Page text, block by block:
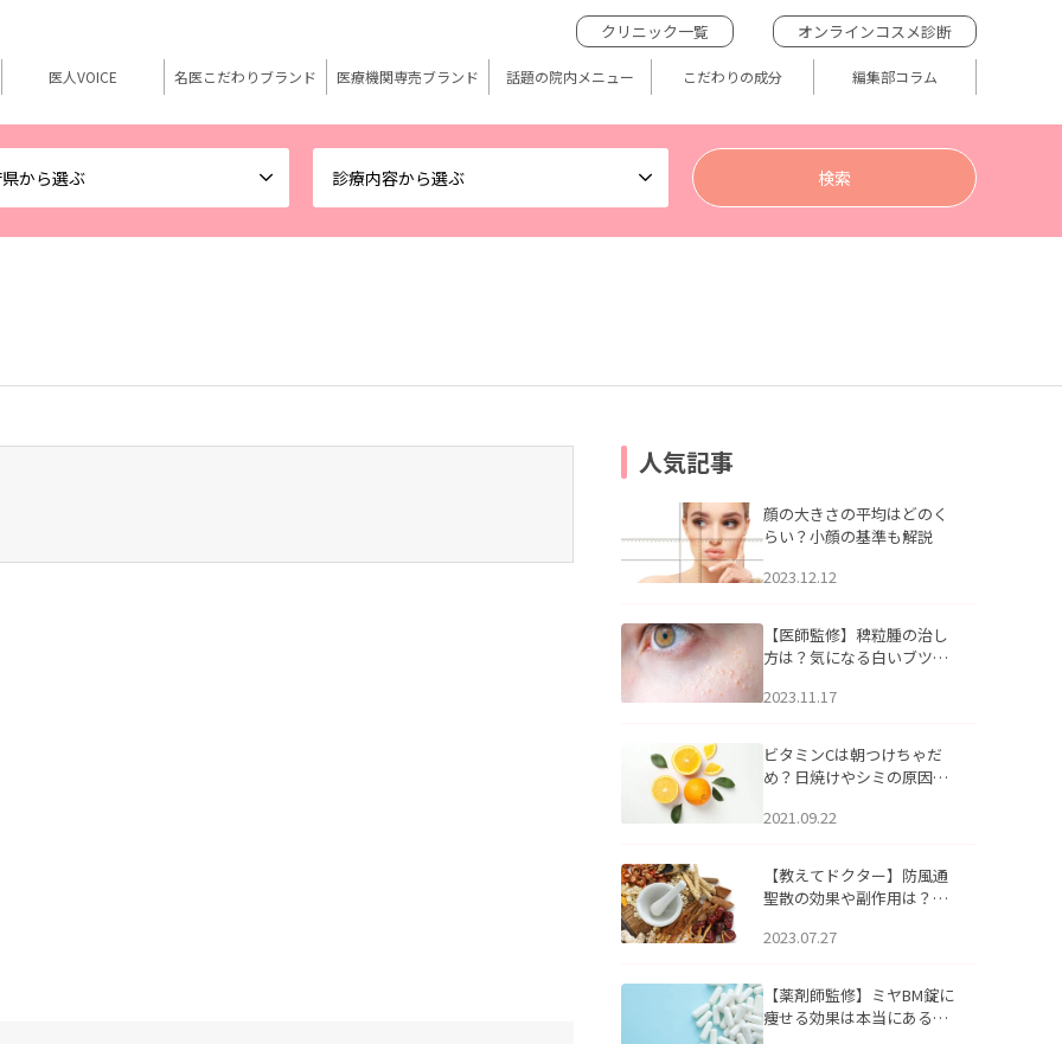
から選ぶ 診療内容から選ぶ
クリニック一覧 オンラインコスメ診断
医人VOICE 名医こだわりブランド 医療機関専売ブランド 話題の院内メニュー こだわりの成分 編集部コラム
人気記事
顔の大きさの平均はどのく
らい？小顔の基準も解説
2023.12.12
【医師監修】稗粒腫の治し
方は？気になる白いブツブ
アについて
2023.11.17
ビタミンCは朝つけちゃだ
め？日焼けやシミの原因に
2021.09.22
【教えてドクター】防風通
聖散の効果や副作用は？長
2023.07.27
【薬剤師監修】ミヤBM錠に
痩せる効果は本当にある